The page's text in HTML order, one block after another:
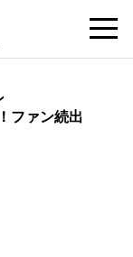
ファン続出